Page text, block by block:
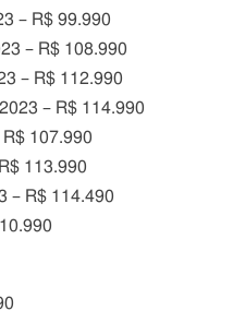
– R$ 99.990
– R$ 108.990
– R$ 112.990
– R$ 114.990
107.990
113.990
– R$ 114.490